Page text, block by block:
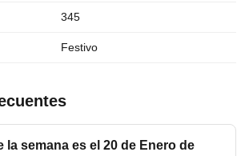
345
Festivo
la semana es el 20 de Enero de